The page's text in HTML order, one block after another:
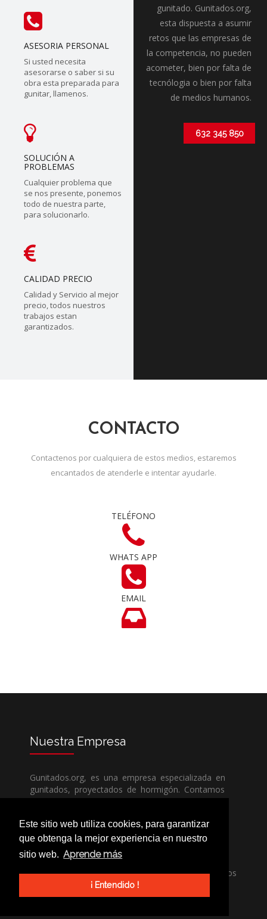
Este sitio web utiliza cookies, para garantizar
que obtenga la mejor experiencia en nuestro
sitio web. Aprende más
¡ Entendido !
ASESORIA PERSONAL
Si usted necesita
asesorarse o saber si su
obra esta preparada para
gunitar, llamenos.
SOLUCIÓN A
PROBLEMAS
Cualquier problema que
se nos presente, ponemos
todo de nuestra parte,
para solucionarlo.
CALIDAD PRECIO
Calidad y Servicio al mejor
precio, todos nuestros
trabajos estan
garantizados.
gunitado. Gunitados.org,
esta dispuesta a asumir
retos que las empresas de
la competencia, no pueden
acometer, bien por falta de
tecnólogia o bien por falta
de medios humanos.
632 345 850
CONTACTO
Contactenos por cualquiera de estos medios, estaremos
encantados de atenderle e intentar ayudarle.
TELÉFONO
WHATS APP
EMAIL
Nuestra Empresa
Gunitados.org, es una empresa especializada en
gunitados, proyectados de hormigón. Contamos
con todos los medios humanos y técnicos, para
competencia.
Si necesita una empresa de gunitados, no dude
en llamarnos, nuestros técnicos estran encantados
de poder ayudarle, ya sea usted particular o
profesional.